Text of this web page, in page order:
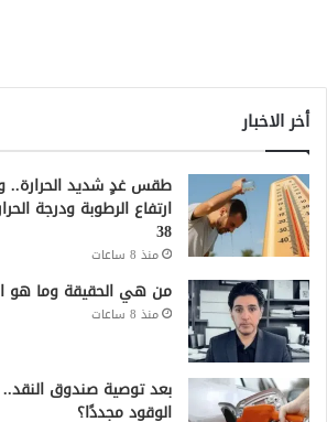
أخر الاخبار
طقس غدٍ شديد الحرارة..
ارتفاع الرطوبة ودرجة
38
منذ 8 ساعات
من هي الحقيقة وما هو
منذ 8 ساعات
بعد توصية صندوق
الوقود مجددًا؟